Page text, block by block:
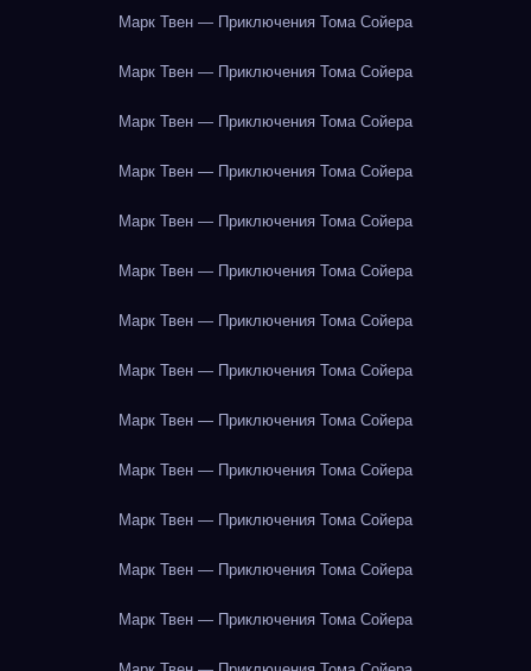
Марк Твен — Приключения Тома Сойера
Марк Твен — Приключения Тома Сойера
Марк Твен — Приключения Тома Сойера
Марк Твен — Приключения Тома Сойера
Марк Твен — Приключения Тома Сойера
Марк Твен — Приключения Тома Сойера
Марк Твен — Приключения Тома Сойера
Марк Твен — Приключения Тома Сойера
Марк Твен — Приключения Тома Сойера
Марк Твен — Приключения Тома Сойера
Марк Твен — Приключения Тома Сойера
Марк Твен — Приключения Тома Сойера
Марк Твен — Приключения Тома Сойера